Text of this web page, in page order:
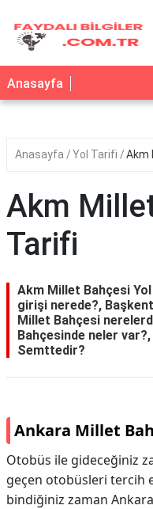
Anasayfa
Anasayfa Yol Tarifi Akm
Akm
Tarifi
Akm Millet Bahçesi
girişi nerede?,
Millet Bahçesi
Bahçesinde neler
Semttedir?
Ankara Millet
Otobüs ile gideceğiniz
geçen otobüsleri tercih
bindiğiniz zaman